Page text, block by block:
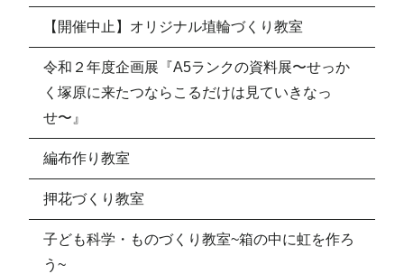
【開催中止】オリジナル埴輪づくり教室
令和２年度企画展『A5ランクの資料展〜せっか
く塚原に来たつならこるだけは見ていきなっ
せ〜』
編布作り教室
押花づくり教室
子ども科学・ものづくり教室~箱の中に虹を作ろ
う~